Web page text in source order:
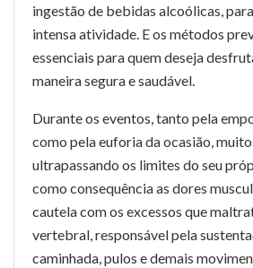
ingestão de bebidas alcoólicas,
intensa atividade. E os métodos
essenciais para quem deseja
maneira segura e saudável.
Durante os eventos, tanto pela
como pela euforia da ocasião,
ultrapassando os limites do seu
como consequência as dores
cautela com os excessos que
vertebral, responsável pela
caminhada, pulos e demais